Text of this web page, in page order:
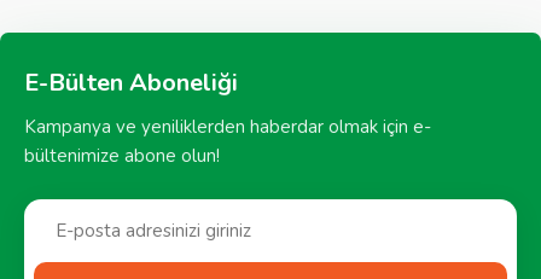
E-Bülten Aboneliği
Kampanya ve yeniliklerden haberdar olmak için e-
bültenimize abone olun!